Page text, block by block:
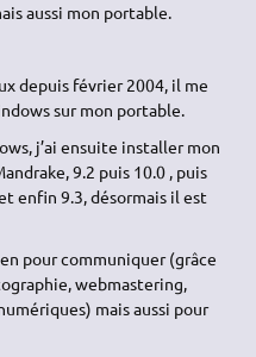
aussi mon portable.
depuis février 2004, il me
sur mon portable.
j’ai ensuite installer mon
9.2 puis 10.0 , puis
enfin 9.3, désormais il est
pour communiquer (grâce
webmastering,
mais aussi pour